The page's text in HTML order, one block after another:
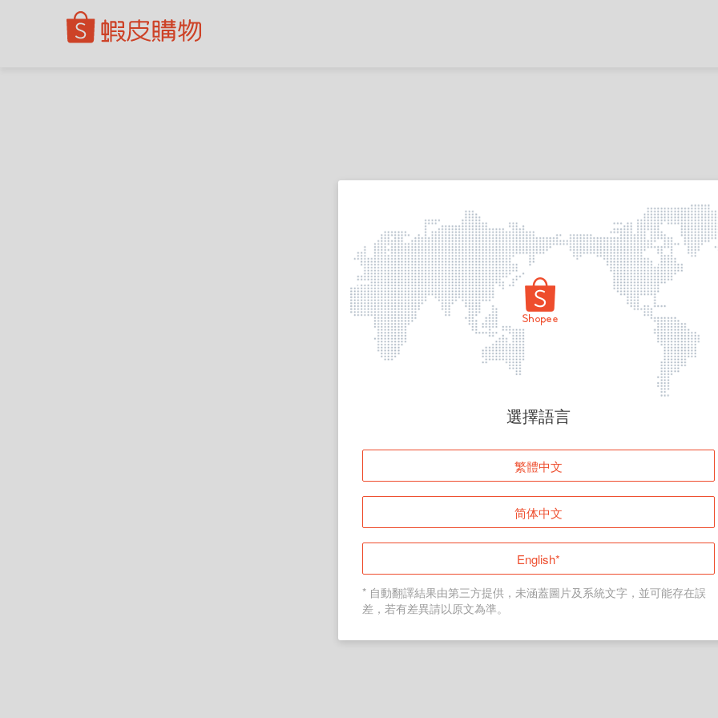
頁面無法顯示
登入
返回首頁
選擇語言
繁體中文
简体中文
English*
* 自動翻譯結果由第三方提供，未涵蓋圖片及系統文字，並可能存在誤
差，若有差異請以原文為準。